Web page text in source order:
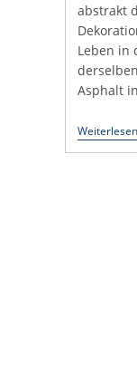
abstrakt
Leben in
Asphalt
Weiterlesen